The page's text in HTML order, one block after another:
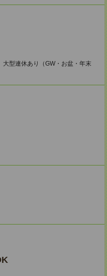
大型連休あり（GW・お盆・年末